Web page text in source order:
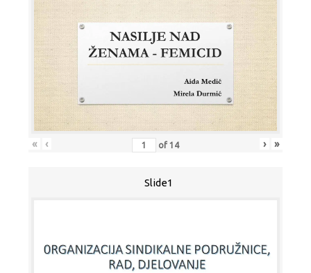
« ‹ of 14 › »
Slide1